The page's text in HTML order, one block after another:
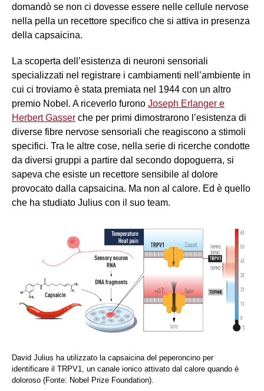
domandò se non ci dovesse essere nelle cellule nervose
nella pella un recettore specifico che si attiva in presenza
della capsaicina.
La scoperta dell’esistenza di neuroni sensoriali
specializzati nel registrare i cambiamenti nell’ambiente in
cui ci troviamo è stata premiata nel 1944 con un altro
premio Nobel. A riceverlo furono Joseph Erlanger e
Herbert Gasser che per primi dimostrarono l’esistenza di
diverse fibre nervose sensoriali che reagiscono a stimoli
specifici. Tra le altre cose, nella serie di ricerche condotte
da diversi gruppi a partire dal secondo dopoguerra, si
sapeva che esiste un recettore sensibile al dolore
provocato dalla capsaicina. Ma non al calore. Ed è quello
che ha studiato Julius con il suo team.
David Julius ha utilizzato la capsaicina del peperoncino per
identificare il TRPV1, un canale ionico attivato dal calore quando è
doloroso (Fonte: Nobel Prize Foundation).